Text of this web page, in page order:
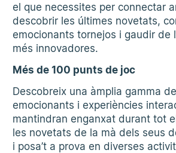
el que necessites per connectar
descobrir les últimes novetats,
emocionants tornejos i gaudir de
més innovadores.
Més de 100 punts de joc
Descobreix una àmplia gamma
emocionants i experiències
mantindran enganxat durant tot
les novetats de la mà dels seus
i posa’t a prova en diverses